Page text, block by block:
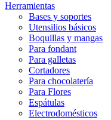
Herramientas
Bases y soportes
Utensilios básicos
Boquillas y mangas
Para fondant
Para galletas
Cortadores
Para chocolatería
Para Flores
Espátulas
Electrodomésticos